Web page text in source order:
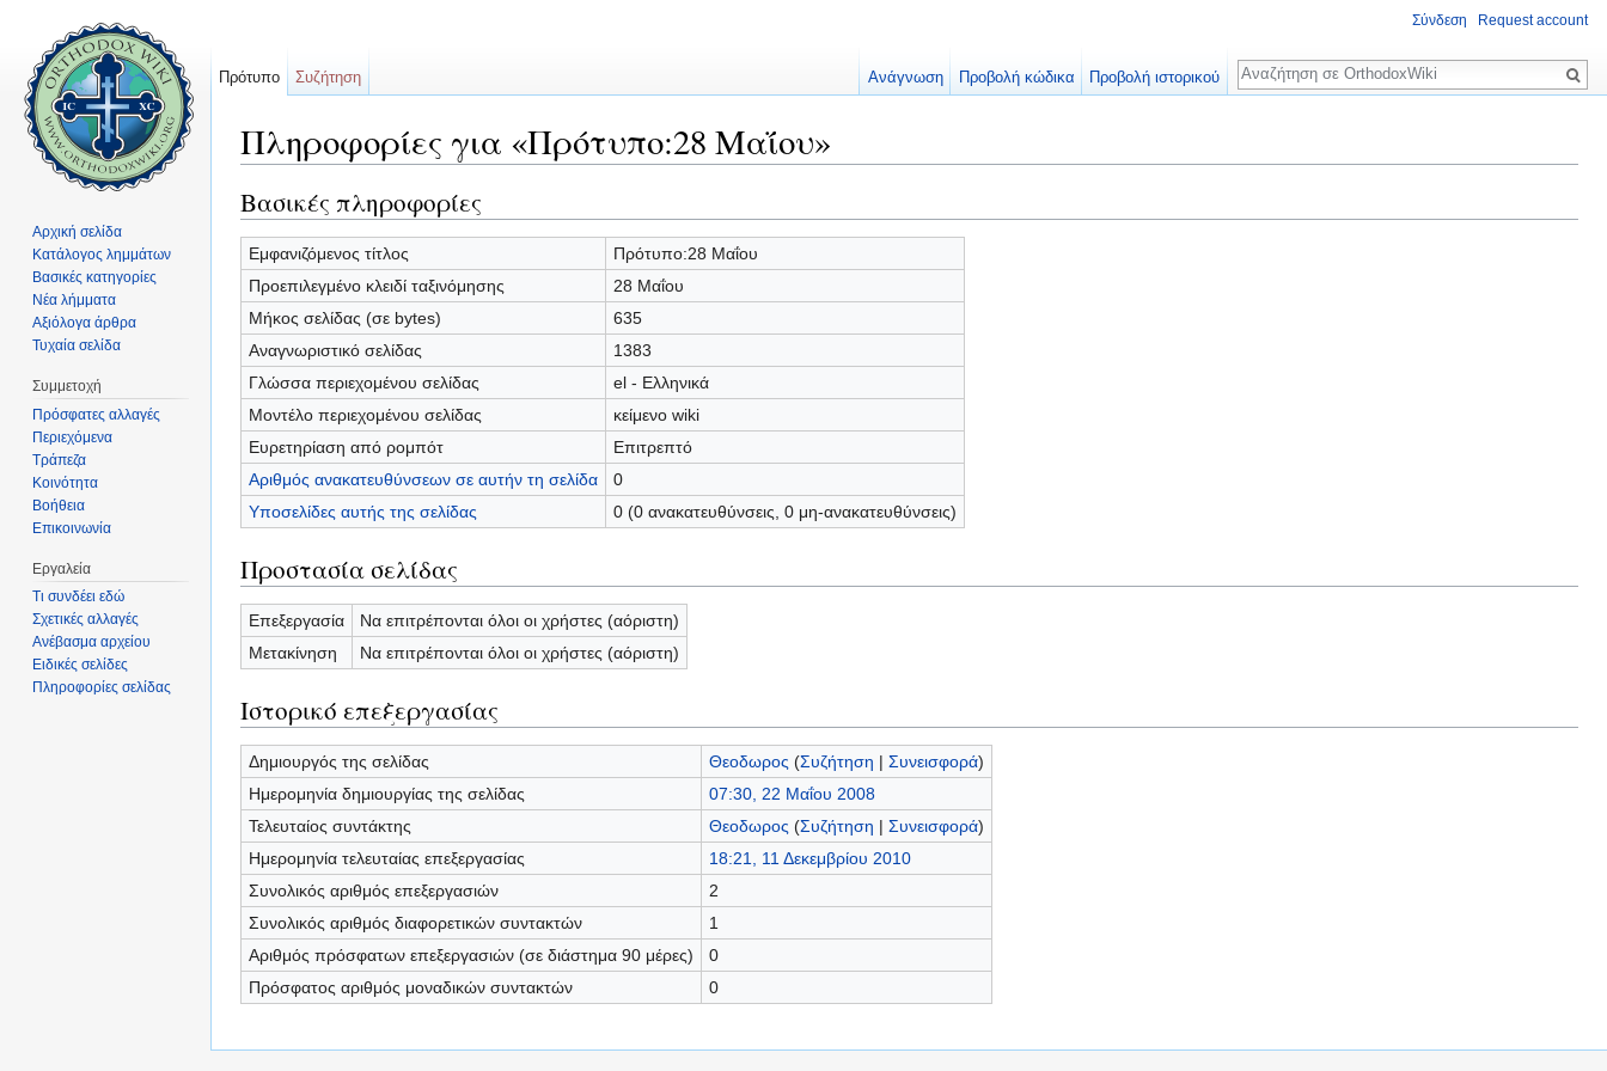
Πληροφορίες για «Πρότυπο:28 Μαΐου»
Βασικές πληροφορίες
Εμφανιζόμενος τίτλος
Πρότυπο:28 Μαΐου
Προεπιλεγμένο κλειδί ταξινόμησης
28 Μαΐου
Μήκος σελίδας (σε bytes)
635
Αναγνωριστικό σελίδας
1383
Γλώσσα περιεχομένου σελίδας
el - Ελληνικά
Μοντέλο περιεχομένου σελίδας
κείμενο wiki
Ευρετηρίαση από ρομπότ
Επιτρεπτό
Αριθμός ανακατευθύνσεων σε αυτήν τη σελίδα
0
Υποσελίδες αυτής της σελίδας
0 (0 ανακατευθύνσεις, 0 μη-ανακατευθύνσεις)
Προστασία σελίδας
Επεξεργασία
Να επιτρέπονται όλοι οι χρήστες (αόριστη)
Μετακίνηση
Να επιτρέπονται όλοι οι χρήστες (αόριστη)
Ιστορικό επεξεργασίας
Δημιουργός της σελίδας Θεοδωρος (Συζήτηση | Συνεισφορά)
Ημερομηνία δημιουργίας της σελίδας
07:30, 22 Μαΐου 2008
Τελευταίος συντάκτης
Θεοδωρος (Συζήτηση | Συνεισφορά)
Ημερομηνία τελευταίας επεξεργασίας
18:21, 11 Δεκεμβρίου 2010
Συνολικός αριθμός επεξεργασιών
2
Συνολικός αριθμός διαφορετικών συντακτών
1
Αριθμός πρόσφατων επεξεργασιών (σε διάστημα 90 μέρες)
0
Πρόσφατος αριθμός μοναδικών συντακτών
0
Σύνδεση Request account
Πρότυπο Συζήτηση Ανάγνωση Προβολή κώδικα Προβολή ιστορικού
Αναζήτηση
Αρχική σελίδα
Κατάλογος λημμάτων
Βασικές κατηγορίες
Νέα λήμματα
Αξιόλογα άρθρα
Τυχαία σελίδα
Συμμετοχή
Πρόσφατες αλλαγές
Περιεχόμενα
Τράπεζα
Κοινότητα
Βοήθεια
Επικοινωνία
Εργαλεία
Τι συνδέει εδώ
Σχετικές αλλαγές
Ανέβασμα αρχείου
Ειδικές σελίδες
Πληροφορίες σελίδας